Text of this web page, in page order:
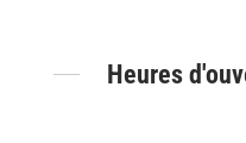
Heures